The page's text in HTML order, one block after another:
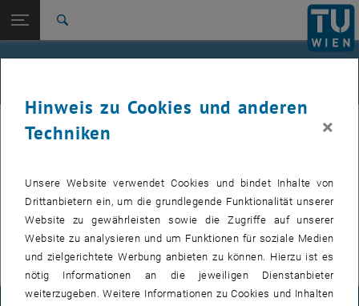
TU Login
Studium
International
Zur 1. Menü Ebene
Institut für Angewandte Physik
Zurück: Subseiten von Institut für Angewandte Physik auflisten
Zurück zur letzten Ebene:
Institut für Angewandte Physik
IAP
englischen Version, öffnet eine externe URL
dieser Seite veröffentlicht.
Für interne Nutzer findet sich im E134 Colab Bereich , öffnet eine
die Übersicht
der nächsten Seminarvorträge und zu buchenden Termine.
Hinweis zu Cookies und anderen
Techniken
×
Unsere Website verwendet Cookies und bindet Inhalte von
Drittanbietern ein, um die grundlegende Funktionalität unserer
Website zu gewährleisten sowie die Zugriffe auf unserer
Website zu analysieren und um Funktionen für soziale Medien
und zielgerichtete Werbung anbieten zu können. Hierzu ist es
nötig Informationen an die jeweiligen Dienstanbieter
weiterzugeben. Weitere Informationen zu Cookies und Inhalten